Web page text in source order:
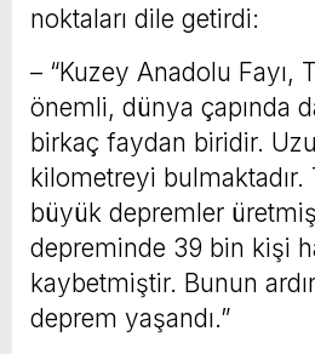
noktaları dile getirdi:
– “Kuzey Anadolu Fayı,
önemli, dünya çapında
birkaç faydan biridir.
kilometreyi bulmaktadır.
büyük depremler
depreminde 39 bin kişi
kaybetmiştir. Bunun
deprem yaşandı.”